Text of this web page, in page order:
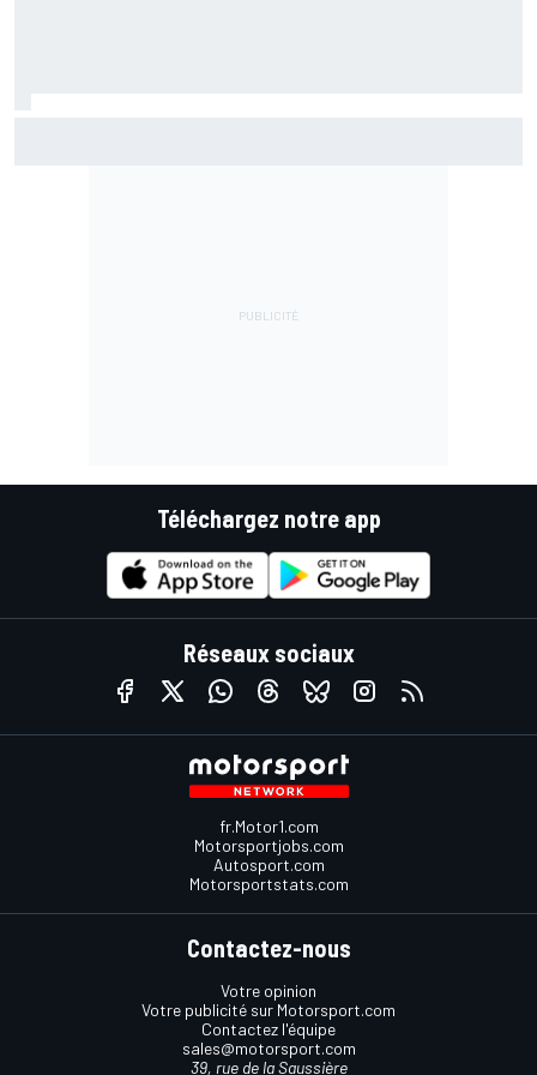
Téléchargez notre app
Réseaux sociaux
fr.Motor1.com
Motorsportjobs.com
Autosport.com
Motorsportstats.com
Contactez-nous
Votre opinion
Votre publicité sur Motorsport.com
Contactez l'équipe
sales@motorsport.com
39, rue de la Saussière